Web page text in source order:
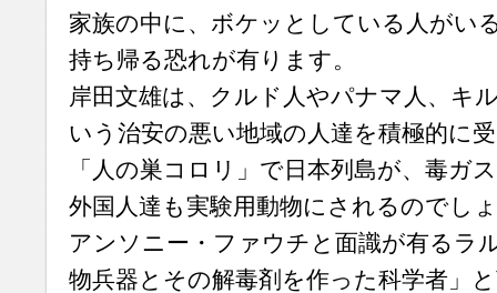
家族の中に、ボケッとしている人がい
持ち帰る恐れが有ります。
岸田文雄は、クルド人やパナマ人、キ
いう治安の悪い地域の人達を積極的に
「人の巣コロリ」で日本列島が、毒ガ
外国人達も実験用動物にされるのでし
アンソニー・ファウチと面識が有るラ
物兵器とその解毒剤を作った科学者」